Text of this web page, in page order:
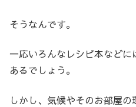
そうなんです。
一応いろんなレシピ本など
あるでしょう。
しかし、気候やそのお部屋